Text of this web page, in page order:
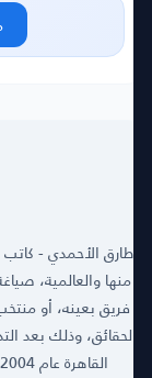
طارق الأحمدي - كاتب
منها والعالمية،
فريق بعينه، أو
لحقائق، وذلك بعد
القاهرة عام 2004 ومن حينها وأنا أمارس مهنتي بكل حُب وشغف.